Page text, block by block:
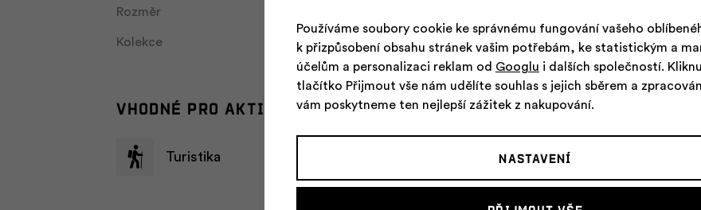
Rozměr
Kolekce Everyday, Everyday Life
Vhodné pro aktivity
Turistika
Používáme soubory cookie ke správnému fungování vašeho
k přizpůsobení obsahu stránek vašim potřebám, ke statistickým a
účelům a personalizaci reklam od Googlu i dalších společností.
tlačítko Přijmout vše nám udělíte souhlas s jejich sběrem a
vám poskytneme ten nejlepší zážitek z nakupování.
Nastavení